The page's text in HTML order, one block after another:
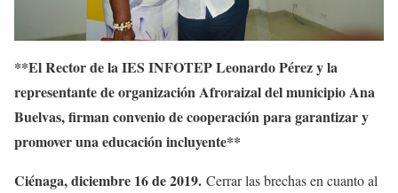
**El Rector de la IES INFOTEP Leonardo Pérez y la
representante de organización Afroraizal del municipio Ana
Buelvas, firman convenio de cooperación para garantizar y
promover una educación incluyente**
Ciénaga, diciembre 16 de 2019. Cerrar las brechas en cuanto al